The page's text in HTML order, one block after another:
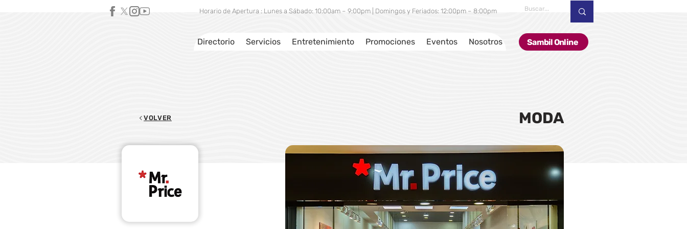
Directorio Servicios Entretenimiento Promociones Eventos Nosotros Sambil Online
Horario de Apertura : Lunes a Sábado: 10:00am – 9:00pm | Domingos y Feriados: 12:00pm – 8:00pm
VOLVER MODA